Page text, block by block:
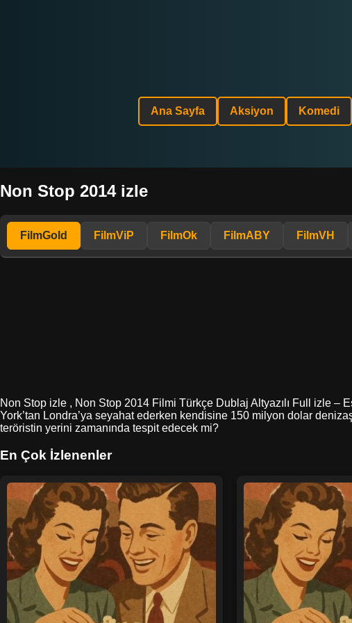
Ana Sayfa Aksiyon Komedi
Non Stop 2014 izle
FilmGold FilmViP FilmOk FilmABY FilmVH
Non Stop izle , Non Stop 2014 Filmi Türkçe Dublaj Altyazılı Full izle –
York’tan Londra’ya seyahat ederken kendisine 150 milyon dolar
teröristin yerini zamanında tespit edecek mi?
En Çok İzlenenler